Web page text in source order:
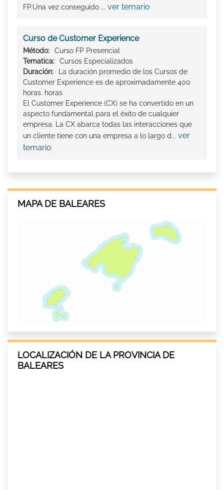
FP.Una vez conseguido ... ver temario
Curso de Customer Experience
Método:
Curso FP Presencial
Tematica:
Cursos Especializados
Duración:
La duración promedio de los Cursos de
Customer Experience es de aproximadamente 400
horas. horas
El Customer Experience (CX) se ha convertido en un
aspecto fundamental para el éxito de cualquier
empresa. La CX abarca todas las interacciones que
un cliente tiene con una empresa a lo largo d... ver
temario
MAPA DE BALEARES
LOCALIZACIÓN DE LA PROVINCIA DE
BALEARES